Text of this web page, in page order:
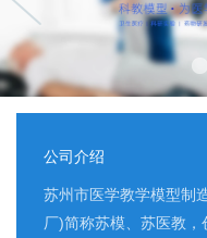
公司介绍
苏州市医学教学模型制
厂)简称苏模、苏医教